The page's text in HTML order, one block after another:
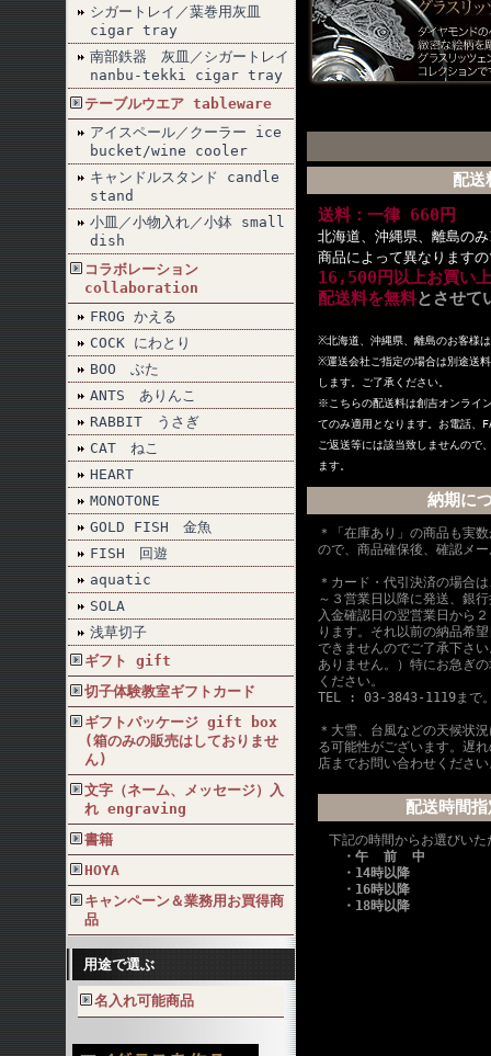
シガートレイ／葉巻用灰皿
cigar tray
南部鉄器 灰皿／シガートレイ
nanbu-tekki cigar tray
テーブルウエア tableware
アイスペール／クーラー ice
bucket/wine cooler
キャンドルスタンド candle
stand
小皿／小物入れ／小鉢 small
dish
コラボレーション
collaboration
FROG かえる
COCK にわとり
BOO ぶた
ANTS ありんこ
RABBIT うさぎ
CAT ねこ
HEART
MONOTONE
GOLD FISH 金魚
FISH 回遊
aquatic
SOLA
浅草切子
ギフト gift
切子体験教室ギフトカード
ギフトパッケージ gift box
(箱のみの販売はしておりませ
ん)
文字（ネーム、メッセージ）入
れ engraving
書籍
HOYA
キャンペーン＆業務用お買得商
品
用途で選ぶ
名入れ可能商品
配送
送料：一律 660円
北海道、沖縄県、離島の
商品によって異なります
16,500円以上お買い
配送料を無料とさせて
※北海道、沖縄県、離島のお客様
※運送会社ご指定の場合は別途送
します。ご了承ください。
※こちらの配送料は創吉オンライ
てのみ適用となります。お電話、
ご返送等には該当致しませんので
ます。
納期に
＊「在庫あり」の商品も実
ので、商品確保後、確認メ
＊カード・代引決済の場合
～３営業日以降に発送、銀
入金確認日の翌営業日から
ります。それ以前の納品希
できませんのでご了承下さ
ありません。）特にお急ぎ
ください。
TEL : 03-3843-1119まで
＊大雪、台風などの天候状
る可能性がございます。遅
店までお問い合わせくださ
配送時間
下記の時間からお選びいた
・午 前 中
・14時以降
・16時以降
・18時以降